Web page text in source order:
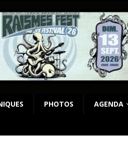
PHOTOS AGENDA